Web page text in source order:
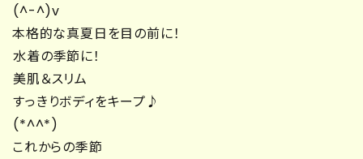
(^-^)v
本格的な真夏日を目の前に！
水着の季節に！
美肌＆スリム
すっきりボディをキープ♪
(*^^*)
これからの季節